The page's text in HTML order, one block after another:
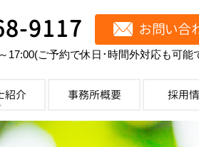
9117 お問い合
17:00(ご予約で休日･時間外対応も可能
紹介 事務所概要 採用